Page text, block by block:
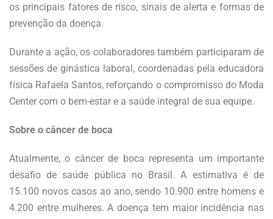
os principais fatores de risco, sinais de alerta e formas de
prevenção da doença.
Durante a ação, os colaboradores também participaram de
sessões de ginástica laboral, coordenadas pela educadora
física Rafaela Santos, reforçando o compromisso do Moda
Center com o bem-estar e a saúde integral de sua equipe.
Sobre o câncer de boca
Atualmente, o câncer de boca representa um importante
desafio de saúde pública no Brasil. A estimativa é de
15.100 novos casos ao ano, sendo 10.900 entre homens e
4.200 entre mulheres. A doença tem maior incidência nas